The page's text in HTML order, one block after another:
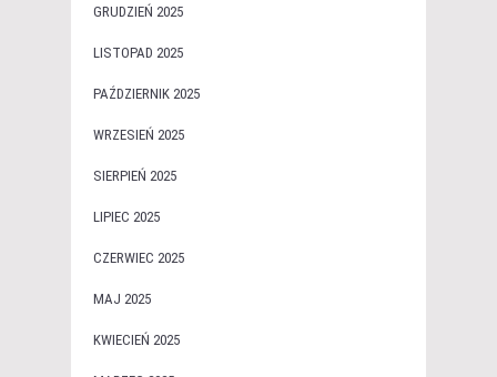
GRUDZIEŃ 2025
LISTOPAD 2025
PAŹDZIERNIK 2025
WRZESIEŃ 2025
SIERPIEŃ 2025
LIPIEC 2025
CZERWIEC 2025
MAJ 2025
KWIECIEŃ 2025